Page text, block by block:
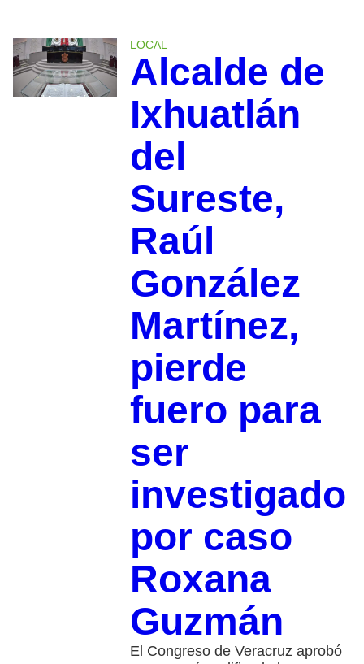
LOCAL
Alcalde de
Ixhuatlán
del
Sureste,
Raúl
González
Martínez,
pierde
fuero para
ser
investigado
por caso
Roxana
Guzmán
El Congreso de Veracruz aprobó